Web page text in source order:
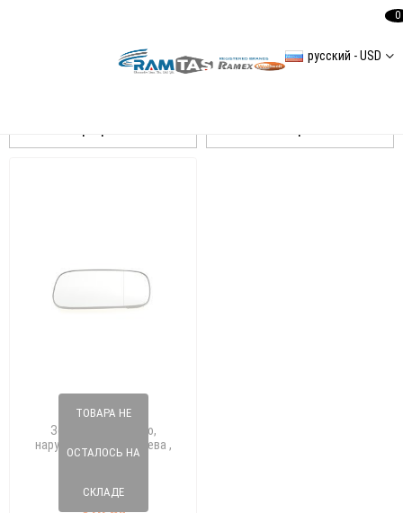
русский - USD
0
ТОВАРА НЕ
ОСТАЛОСЬ НА
СКЛАДЕ
Зеркальное стекло,
наружное зеркало слева ,
CADDY INCA 9603